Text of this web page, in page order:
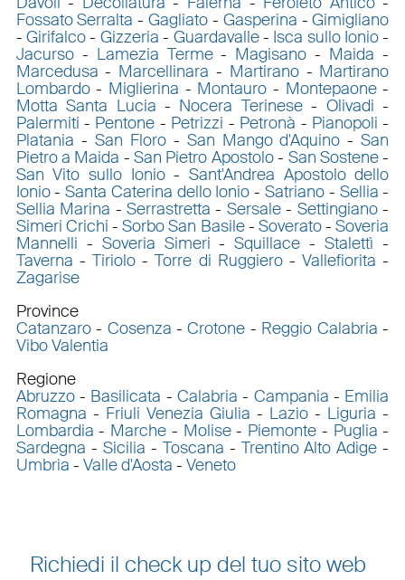
Fossato Serralta -Gagliato - Gasperina -Gimigliano
- Girifalco- Gizzeria - Guardavalle- Isca sullo Ionio-
Jacurso- Lamezia Terme- Magisano - Maida -
Marcedusa - Marcellinara - Martirano- Martirano
Lombardo- Miglierina - Montauro - Montepaone-
Motta Santa Lucia - Nocera Terinese- Olivadi -
Palermiti - Pentone - Petrizzi - Petronà - Pianopoli -
Platania - San Floro- San Mango d'Aquino -San
Pietro a Maida -San Pietro Apostolo- San Sostene-
San Vito sullo Ionio-Sant'Andrea Apostolo dello
Ionio-Santa Caterina dello Ionio -Satriano - Sellia -
Sellia Marina - Serrastretta - Sersale- Settingiano-
Simeri Crichi -Sorbo San Basile-Soverato-Soveria
Mannelli - Soveria Simeri -Squillace -Stalettì -
Taverna - Tiriolo-Torre di Ruggiero-Vallefiorita -
Zagarise
Province
Catanzaro- Cosenza -Crotone - Reggio Calabria -
Vibo Valentia
Regione
Abruzzo- Basilicata - Calabria - Campania - Emilia
Romagna - Friuli Venezia Giulia - Lazio - Liguria -
Lombardia - Marche - Molise- Piemonte - Puglia -
Sardegna - Sicilia - Toscana - Trentino Alto Adige -
Umbria - Valle d'Aosta - Veneto
Richiedi il check up del tuo sito web